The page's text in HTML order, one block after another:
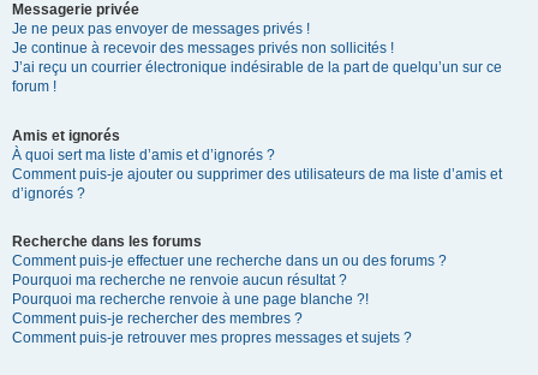
Messagerie privée
Je ne peux pas envoyer de messages privés !
Je continue à recevoir des messages privés non sollicités !
J’ai reçu un courrier électronique indésirable de la part de quelqu’un sur ce
forum !
Amis et ignorés
À quoi sert ma liste d’amis et d’ignorés ?
Comment puis-je ajouter ou supprimer des utilisateurs de ma liste d’amis et
d’ignorés ?
Recherche dans les forums
Comment puis-je effectuer une recherche dans un ou des forums ?
Pourquoi ma recherche ne renvoie aucun résultat ?
Pourquoi ma recherche renvoie à une page blanche ?!
Comment puis-je rechercher des membres ?
Comment puis-je retrouver mes propres messages et sujets ?